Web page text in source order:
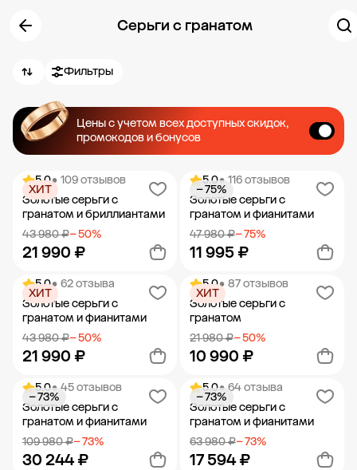
Серьги с гранатом
Фильтры
Цены с учетом всех доступных скидок,
промокодов и бонусов
5.0• 109 отзывов
Золотые серьги с
гранатом и бриллиантами
43 980 ₽− 50%
21 990 ₽
ХИТ
Добавить в корзину
5.0• 116 отзывов
Золотые серьги с
гранатом и фианитами
47 980 ₽− 75%
11 995 ₽
− 75%
Добавить в корзину
5.0• 62 отзыва
Золотые серьги с
гранатом и фианитами
43 980 ₽− 50%
21 990 ₽
ХИТ
Добавить в корзину
5.0• 87 отзывов
Золотые серьги с
гранатом
21 980 ₽− 50%
10 990 ₽
ХИТ
Добавить в корзину
5.0• 45 отзывов
Золотые серьги с
гранатом и фианитами
109 980 ₽− 73%
30 244 ₽
− 73%
5.0• 64 отзыва
Золотые серьги с
гранатом и фианитами
63 980 ₽− 73%
17 594 ₽
− 73%